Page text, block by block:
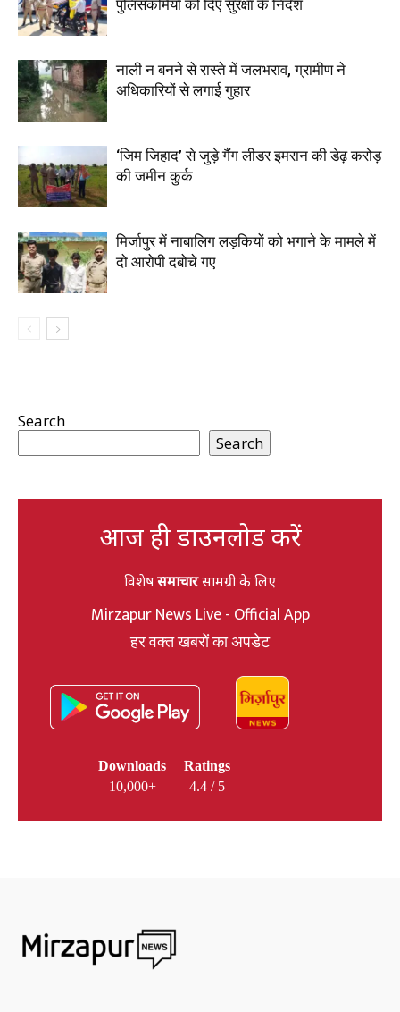
पुलिसकर्मियों को दिए सुरक्षा के निर्देश
नाली न बनने से रास्ते में जलभराव, ग्रामीण ने
अधिकारियों से लगाई गुहार
‘जिम जिहाद’ से जुड़े गैंग लीडर इमरान की डेढ़ करोड़
की जमीन कुर्क
मिर्जापुर में नाबालिग लड़कियों को भगाने के मामले में
दो आरोपी दबोचे गए
Search
Search
आज ही डाउनलोड करें
विशेषसमाचारसामग्री के लिए
Mirzapur News Live - Official App
हर वक्त खबरों का अपडेट
Downloads
10,000+
Ratings
4.4 / 5